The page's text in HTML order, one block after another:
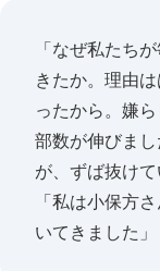
「なぜ私たち
きたか。理由
ったから。嫌
部数が伸びま
が、ずば抜けて
「私は小保方
いてきました」